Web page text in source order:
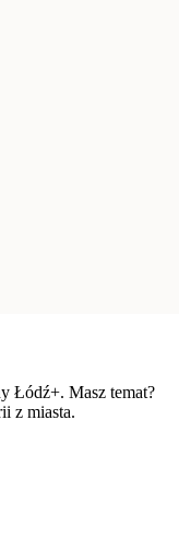
Łódź+. Masz temat?
z miasta.